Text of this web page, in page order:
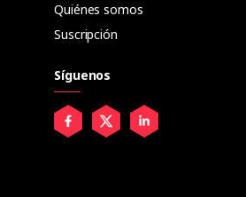
Quiénes somos
Suscripción
Síguenos